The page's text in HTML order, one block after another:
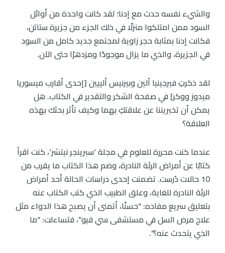
والشيء نفسه حدث مع إدنا؛ لقد كانت واحدة من أوائل
السود ممن امتلكوا منزلًا في ذلك الجزء من جزيرة ستاتن،
فكانت إدنا بمثابة حجر زاوية لمجتمع جديد كامل من السود
في الجزيرة، والذي ما يزال موجودًا ومزدهرًا حتى الآن.
لقد ذكرتِ فيرجينيا ألين وبيرنيس ألييين [إحدى أقارب ميسوريا
ميدوز ووكر] في صفحة الشكر والتقدير في الكتاب. هل
يمكن أن تخبريننا عن علاقتكِ بهما وكيف تأثر بحثك بهذه
العلاقة؟
عندما كنت محررة للعلوم في مجلة ‘سبرينجر نيتشر’، كنت اقرأ
كتابًا عن أمراض الرئة النادرة، وضم هذا الكتاب ما يقرب من
10 حالات دُرست. تضمنت إحدى دراسات الحالة أحد أمراض
الرئة النادرة للغاية، وعلق الطبيب الذي كتب الكتاب عنه
بتعليق سريع مفاده: “حسنًا، أتمنى أن يصبح هذا الدواء مثل
علاج مرض السل في مستشفى سي فيو”، فتساءلت: “ما
الذي يتحدث عنه؟”.